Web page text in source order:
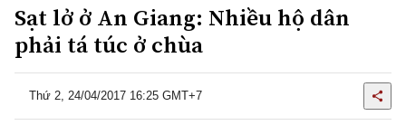
Sạt lở ở An Giang: Nhiều hộ dân
phải tá túc ở chùa
Thứ 2, 24/04/2017 16:25 GMT+7